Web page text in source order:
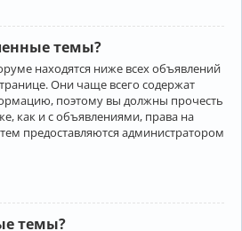
темы?
находятся ниже всех объявлений
Они чаще всего содержат
поэтому вы должны прочесть
как и с объявлениями, права на
предоставляются администратором
темы?